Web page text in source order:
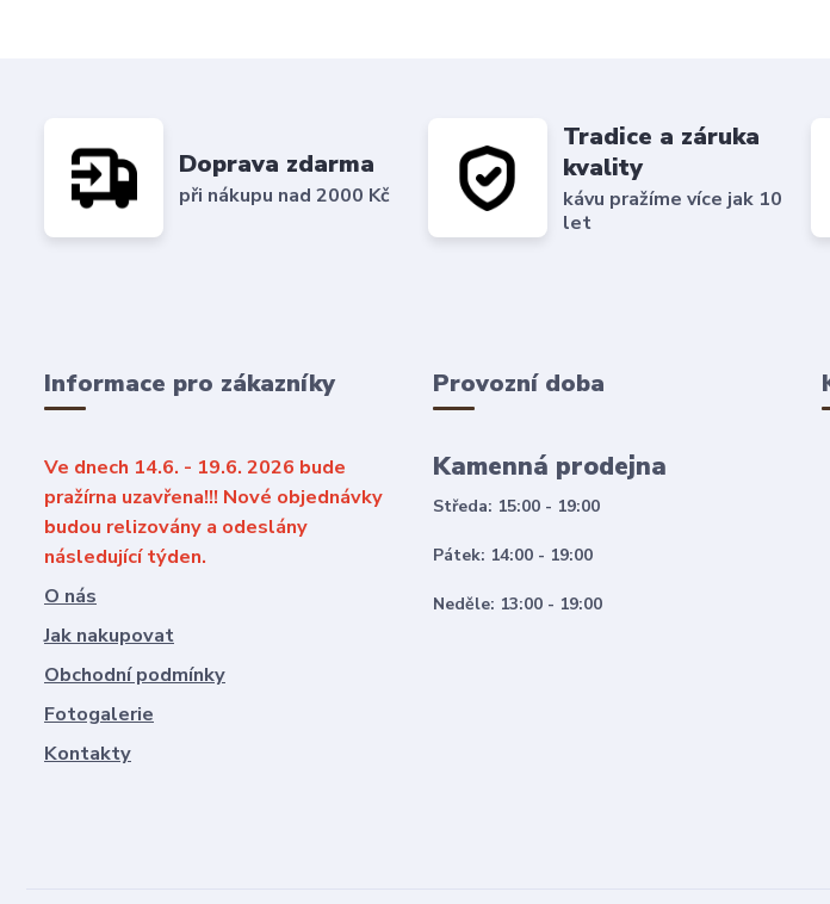
Doprava zdarma
při nákupu nad 2000 Kč
Tradice a záruka
kvality
kávu pražíme více jak 10
let
Informace pro zákazníky
Ve dnech 14.6. - 19.6. 2026 bude
pražírna uzavřena!!! Nové objednávky
budou relizovány a odeslány
následující týden.
O nás
Jak nakupovat
Obchodní podmínky
Fotogalerie
Kontakty
Provozní doba
Kamenná prodejna
Středa: 15:00 - 19:00
Pátek: 14:00 - 19:00
Neděle: 13:00 - 19:00